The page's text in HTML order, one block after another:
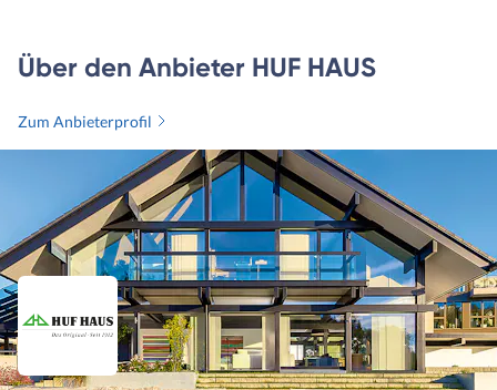
Über den Anbieter HUF HAUS
Zum Anbieterprofil